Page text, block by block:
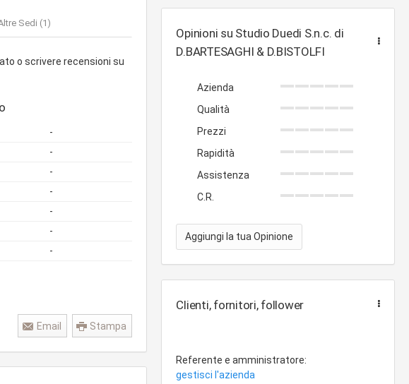
Sedi (1)
o scrivere recensioni su
-
-
-
-
-
-
-
Stampa
Email
Opinioni su Studio Duedi S.n.c. di
D.BARTESAGHI & D.BISTOLFI
Azienda
Qualità
Prezzi
Rapidità
Assistenza
C.R.
Aggiungi la tua Opinione
Clienti, fornitori, follower
Referente e amministratore:
gestisci l'azienda